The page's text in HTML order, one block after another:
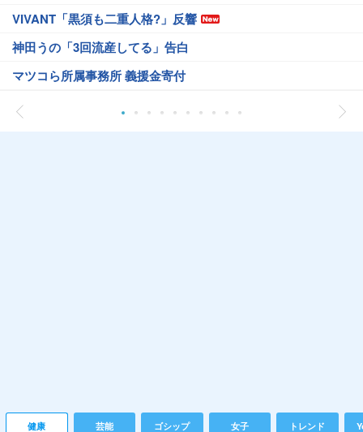
VIVANT「黒須も二重人格?」反響
神田うの「3回流産してる」告白
マツコら所属事務所 義援金寄付
健康 芸能 ゴシップ 女子 トレンド